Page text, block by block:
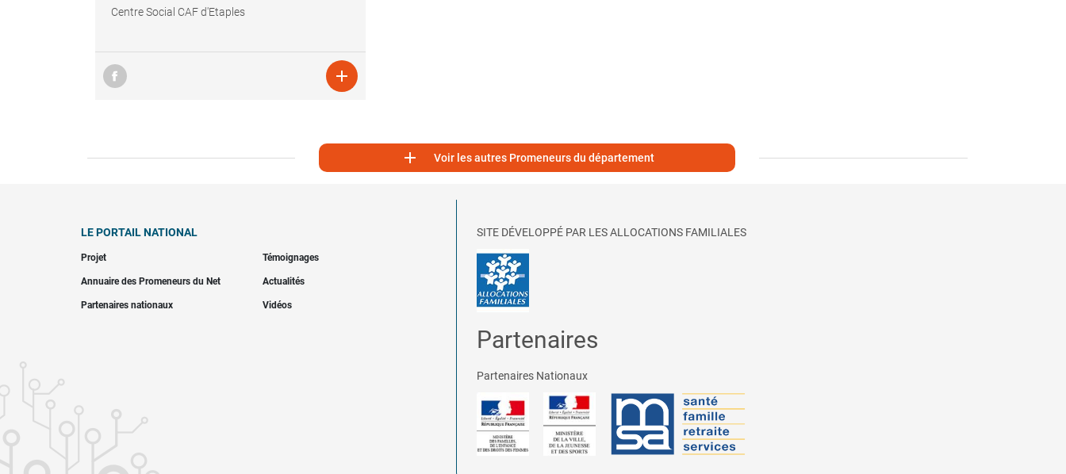
Centre Social CAF d'Etaples

 Voir les autres Promeneurs du département
LE PORTAIL NATIONAL
Projet Témoignages
Annuaire des Promeneurs du Net Actualités
Partenaires nationaux Vidéos
SITE DÉVELOPPÉ PAR LES ALLOCATIONS FAMILIALES
Partenaires
Partenaires Nationaux